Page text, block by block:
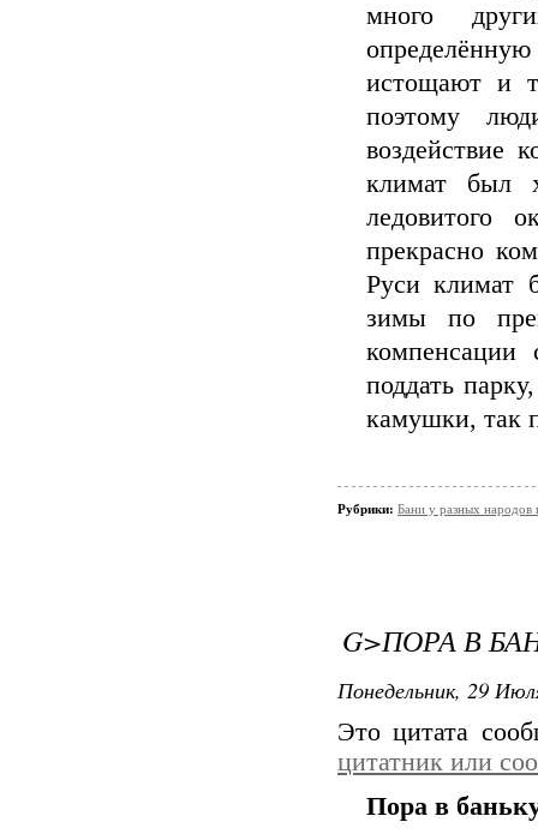
много
истощают и
поэтому
воздействие
климат был
ледовитого
прекрасно
Руси климат
зимы по
поддать
камушки, так
Рубрики: Бани у разных народов
G>ПОРА В
Понедельник, 29
Это цитата
цитатник или
Пора в